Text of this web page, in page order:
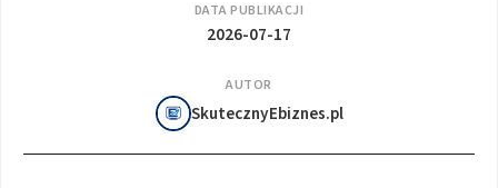
DATA PUBLIKACJI
2026-07-17
AUTOR
SkutecznyEbiznes.pl